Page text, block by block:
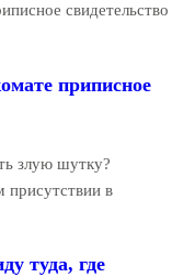
свидетельство
приписное
злую шутку?
присутствии в
туда, где